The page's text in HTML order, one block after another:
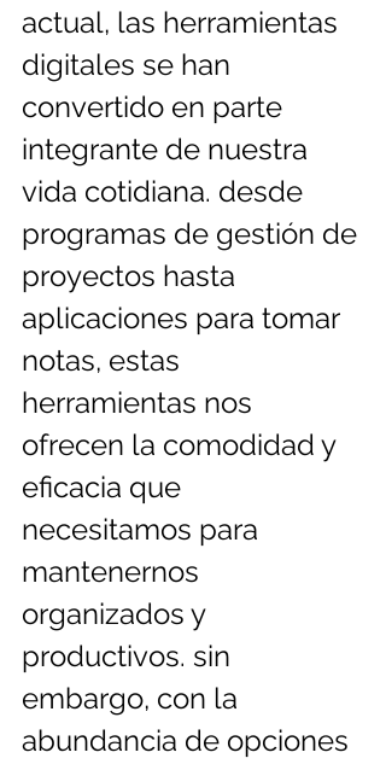
actual, las herramientas
digitales se han
convertido en parte
integrante de nuestra
vida cotidiana. desde
programas de gestión de
proyectos hasta
aplicaciones para tomar
notas, estas
herramientas nos
ofrecen la comodidad y
eficacia que
necesitamos para
mantenernos
organizados y
productivos. sin
embargo, con la
abundancia de opciones